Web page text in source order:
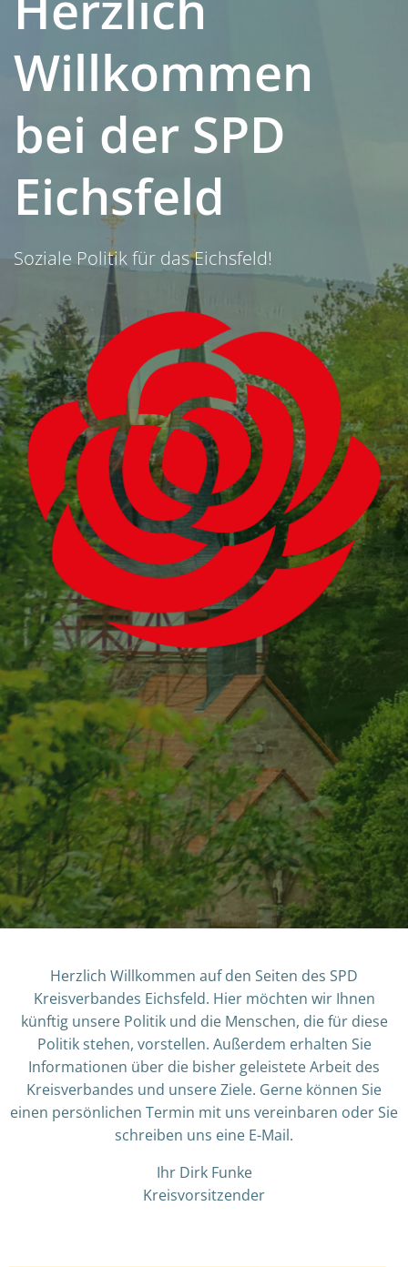
Willkommen
bei der SPD
Eichsfeld
Soziale Politik für das Eichsfeld!
Herzlich Willkommen auf den Seiten des SPD
Kreisverbandes Eichsfeld. Hier möchten wir Ihnen
künftig unsere Politik und die Menschen, die für diese
Politik stehen, vorstellen. Außerdem erhalten Sie
Informationen über die bisher geleistete Arbeit des
Kreisverbandes und unsere Ziele. Gerne können Sie
einen persönlichen Termin mit uns vereinbaren oder Sie
schreiben uns eine E-Mail.
Ihr Dirk Funke
Kreisvorsitzender